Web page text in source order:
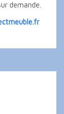
demande.